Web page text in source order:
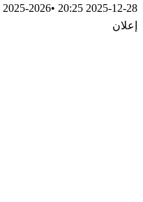
2025-12-28 20:25
•
2025-2026
إعلان